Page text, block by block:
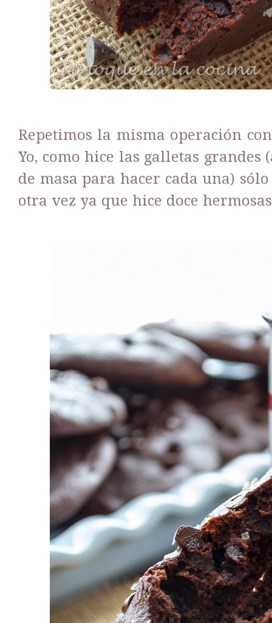
Repetimos la misma operación
Yo, como hice las galletas
de masa para hacer cada una)
otra vez ya que hice doce